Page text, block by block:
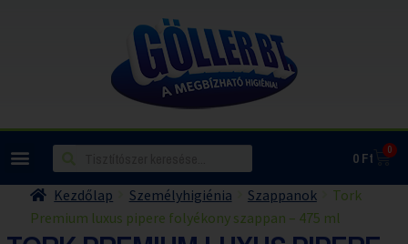
0Ft 0
Kezdőlap Személyhigiénia Szappanok
Tork
Premium luxus pipere folyékony szappan – 475 ml